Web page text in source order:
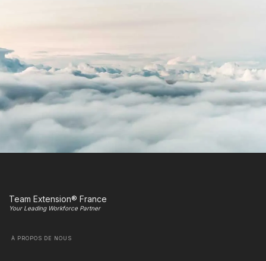
Team Extension® France
Your Leading Workforce Partner
À PROPOS DE NOUS